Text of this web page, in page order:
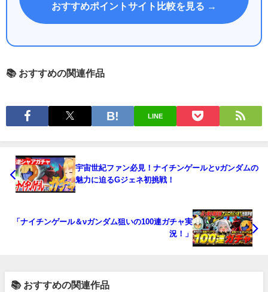
おすすめポイントサイト比較を見る →
📚 おすすめの関連作品
LINE
宇宙世紀ファン必見！ナイチンゲールとνガンダムの
魅力に迫るGジェネ初挑戦！
「ナイチンゲール＆νガンダム狙いの100連ガチャ実
況！」
📚 おすすめの関連作品